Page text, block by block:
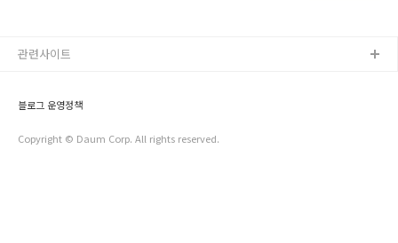
바른 역사지식 전달을 위해 애쓰는 체험학습 강사 등 다양한 계
2014. 11. 14(금)부터 선착순 모집하며 역사관 개관시간
블로그 운영정책
Copyright © Daum Corp. All rights reserved.
관련사이트